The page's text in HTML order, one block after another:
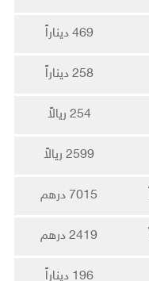
469 ديناراً
258 ديناراً
254 ريالاً
2599 ريالاً
7015 درهم
2419 درهم
196 ديناراً